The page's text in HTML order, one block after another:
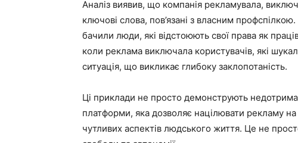
Аналіз виявив, що компанія рекламувала,
ключові слова, пов’язані з власним
бачили люди, які відстоюють свої права як
коли реклама виключала користувачів, які
ситуація, що викликає глибоку заклопотаність.
Ці приклади не просто демонструють
платформи, яка дозволяє націлювати рекламу
чутливих аспектів людського життя. Це не